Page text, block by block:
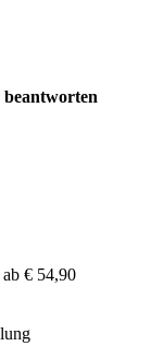
ab € 54,90